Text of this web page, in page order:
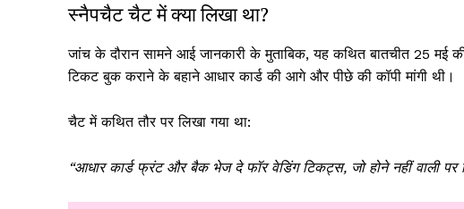
o
o
k
p
p
स्नैपचैट चैट में क्या लिखा था?
जांच के दौरान सामने आई जानकारी के मुताबिक, यह कथित बातचीत 25 मई
टिकट बुक कराने के बहाने आधार कार्ड की आगे और पीछे की कॉपी मांगी थी।
चैट में कथित तौर पर लिखा गया था:
“आधार कार्ड फ्रंट और बैक भेज दे फॉर वेडिंग टिकट्स, जो होने नहीं वाली